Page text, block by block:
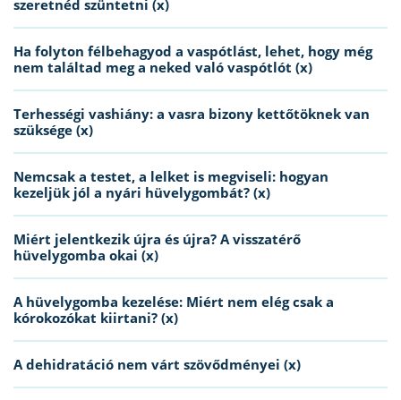
szeretnéd szüntetni (x)
Ha folyton félbehagyod a vaspótlást, lehet, hogy még
nem találtad meg a neked való vaspótlót (x)
Terhességi vashiány: a vasra bizony kettőtöknek van
szüksége (x)
Nemcsak a testet, a lelket is megviseli: hogyan
kezeljük jól a nyári hüvelygombát? (x)
Miért jelentkezik újra és újra? A visszatérő
hüvelygomba okai (x)
A hüvelygomba kezelése: Miért nem elég csak a
kórokozókat kiirtani? (x)
A dehidratáció nem várt szövődményei (x)